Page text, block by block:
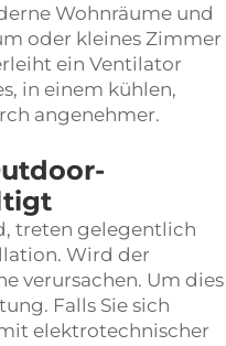
Wohnräume und
oder kleines Zimmer
ein Ventilator
in einem kühlen,
angenehmer.
treten gelegentlich
Wird der
verursachen. Um dies
Falls Sie sich
elektrotechnischer